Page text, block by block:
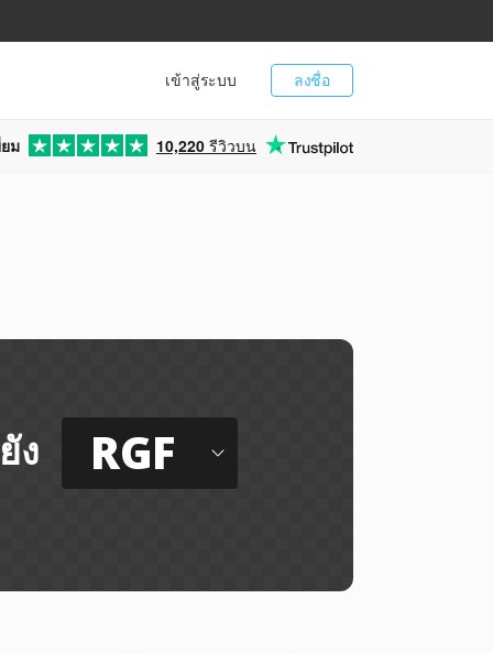
ลงชื่อ
เข้าสู่ระบบ
ม 10,220 รีวิวบน
ง RGF